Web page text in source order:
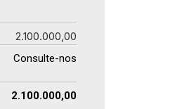
2.100.000,00
Consulte-nos
2.100.000,00